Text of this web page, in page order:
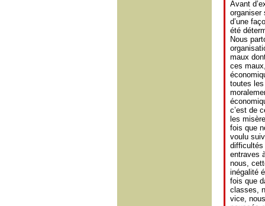
Avant
organiser
d’une
été
Nous
maux
ces
toutes
c’est de
les
fois que
voulu
difficultés
entraves
nous,
inégalité
fois que
classes,
vice,